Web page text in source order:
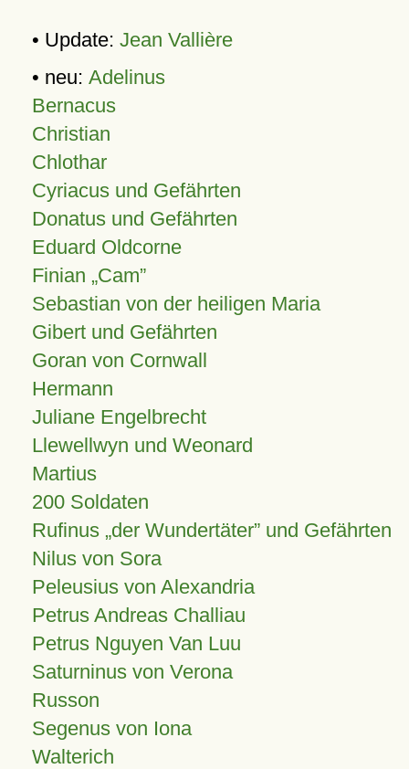
• Update: Jean Vallière
• neu: Adelinus
Bernacus
Christian
Chlothar
Cyriacus und Gefährten
Donatus und Gefährten
Eduard Oldcorne
Finian Cam
Sebastian von der heiligen Maria
Gibert und Gefährten
Goran von Cornwall
Hermann
Juliane Engelbrecht
Llewellwyn und Weonard
Martius
200 Soldaten
Rufinus „der Wundertäter” und Gefährten
Nilus von Sora
Peleusius von Alexandria
Petrus Andreas Challiau
Petrus Nguyen Van Luu
Saturninus von Verona
Russon
Segenus von Iona
Walterich